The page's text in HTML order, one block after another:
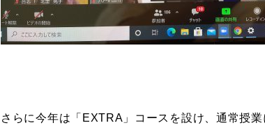
さらに今年は「EXTRA」コースを設け、通常授業